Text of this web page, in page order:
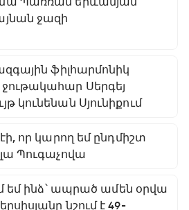
ջազի
ֆիլհարմոնիկ
Սերգեյ
կունենան Սյունիքում
որ կարող եմ ընդմիշտ
Պուգաչովա
եմ ինձ՝ ապրած ամեն օրվա
նշում է 49-